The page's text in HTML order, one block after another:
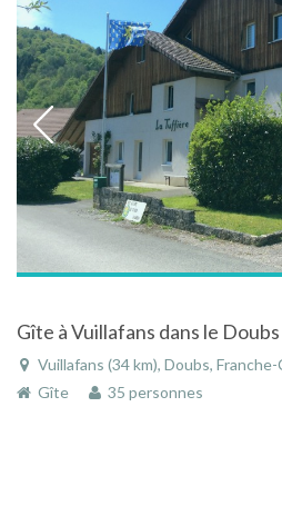
Vuillafans (34 km), Doubs, Franche-Comté,
Gîte
35 personnes